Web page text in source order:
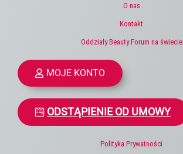
O nas
Kontakt
Oddziały Beauty Forum na świecie
MOJE KONTO
ODSTĄPIENIE OD UMOWY
Polityka Prywatności